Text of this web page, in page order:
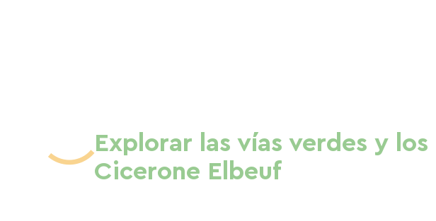
Explorar las vías verdes y
Cicerone Elbeuf